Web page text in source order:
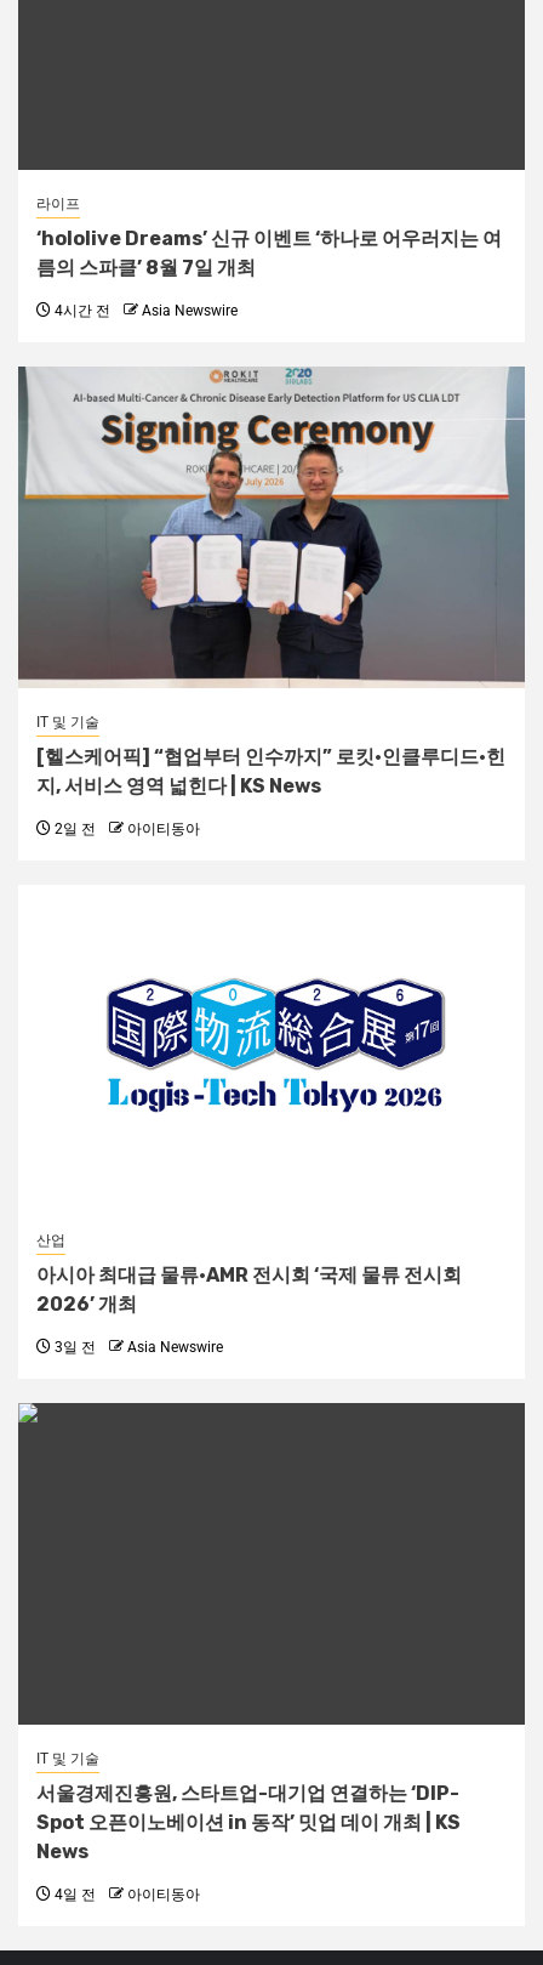
라이프
‘hololive Dreams’ 신규 이벤트 ‘하나로 어우러지는 여
름의 스파클’ 8월 7일 개최
4시간 전 Asia Newswire
IT 및 기술
[헬스케어픽] “협업부터 인수까지” 로킷·인클루디드·힌
지, 서비스 영역 넓힌다 | KS News
2일 전 아이티동아
산업
아시아 최대급 물류·AMR 전시회 ‘국제 물류 전시회
2026’ 개최
3일 전 Asia Newswire
IT 및 기술
서울경제진흥원, 스타트업-대기업 연결하는 ‘DIP-
Spot 오픈이노베이션 in 동작’ 밋업 데이 개최 | KS
News
4일 전 아이티동아